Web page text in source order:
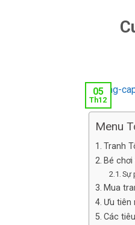
05
Th12
Menu
Tranh
Bé
Sự
Mua
Ưu tiên
Các